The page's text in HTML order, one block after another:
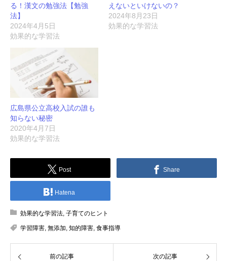
る！漢文の勉強法【勉強
法】
2024年4月5日
効果的な学習法
えないといけないの？
2024年8月23日
効果的な学習法
広島県公立高校入試の誰も
知らない秘密
2020年4月7日
効果的な学習法
Post Share
Hatena
効果的な学習法, 子育てのヒント
学習障害, 無添加, 知的障害, 食事指導
前の記事 次の記事